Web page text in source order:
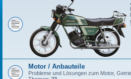
Motor / Anbauteile
Probleme und Lösungen zum Motor,